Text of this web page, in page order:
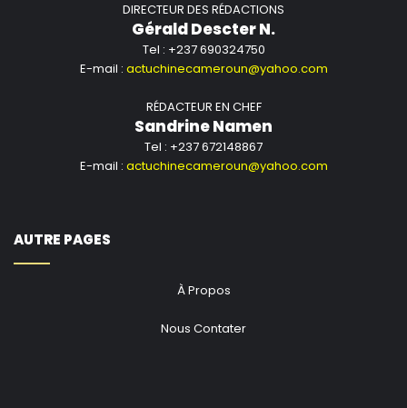
DIRECTEUR DES RÉDACTIONS
Gérald Descter N.
Tel : +237 690324750
E-mail : actuchinecameroun@yahoo.com
RÉDACTEUR EN CHEF
Sandrine Namen
Tel : +237 672148867
E-mail : actuchinecameroun@yahoo.com
AUTRE PAGES
À Propos
Nous Contater